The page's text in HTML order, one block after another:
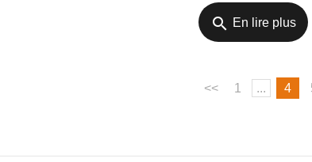
search En lire plus
<< 1 ... 4